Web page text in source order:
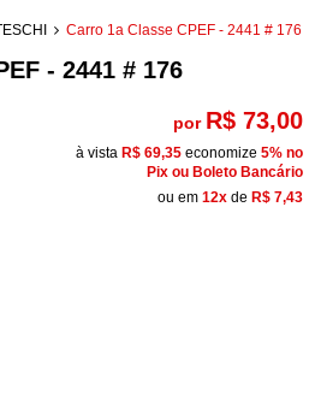
Carro 1a Classe CPEF - 2441 # 176
- 2441 # 176
por R$ 73,00
à vista R$ 69,35 economize 5% no
Pix ou Boleto Bancário
ou em 12x de R$ 7,43